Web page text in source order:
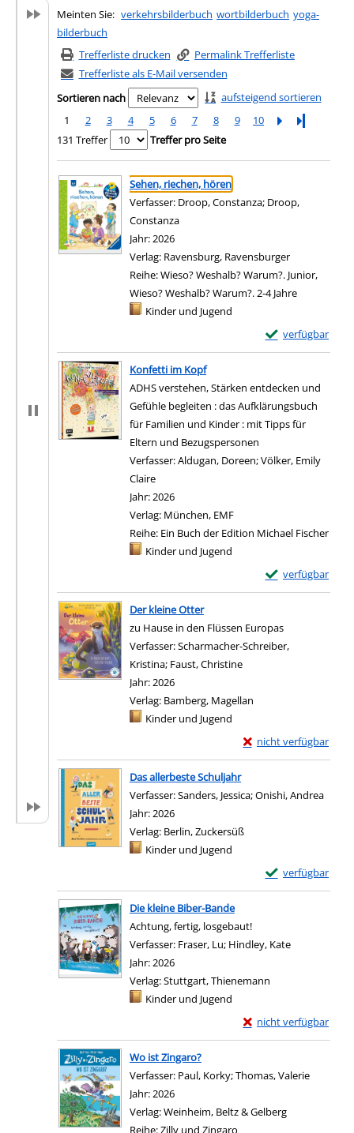
Meinten Sie: verkehrsbilderbuch wortbilderbuch yoga-
bilderbuch
Trefferliste drucken
Permalink Trefferliste
Trefferliste als E-Mail versenden
Sortieren nach
aufsteigend sortieren
1
2 3 4 5 6 7 8 9 10
Letzte Seite
131 Treffer
Treffer pro Seite
Suchergebnis
Zu den Suchfiltern springen
Sehen, riechen, hören
Verfasser: Droop, Constanza; Droop,
Constanza
Jahr:2026
Verlag: Ravensburg, Ravensburger
Reihe:Wieso? Weshalb? Warum?. Junior,
Wieso? Weshalb? Warum?. 2-4 Jahre
Mediengruppe:
Kinder und Jugend
verfügbar
Exemplar-Details
Konfetti im Kopf
ADHS verstehen, Stärken entdecken und
Gefühle begleiten : das Aufklärungsbuch
für Familien und Kinder : mit Tipps für
Eltern und Bezugspersonen
Verfasser:Aldugan, Doreen;Völker, Emily
Claire
Jahr:2026
Verlag: München, EMF
Reihe: Ein Buch der Edition Michael Fischer
Mediengruppe:
Kinder und Jugend
verfügbar
Exemplar-
Der kleine Otter
zu Hause in den Flüssen Europas
Verfasser:Scharmacher-Schreiber,
Kristina; Faust, Christine
Jahr:2026
Verlag: Bamberg, Magellan
Mediengruppe:
Kinder und Jugend
nicht verfügbar
Exemplar-Details von
Das allerbeste Schuljahr
Verfasser:Sanders, Jessica;Onishi, Andrea
Jahr:2026
Verlag: Berlin, Zuckersüß
Mediengruppe:
Kinder und Jugend
verfügbar
Exemplar-Details
Die kleine Biber-Bande
Achtung, fertig, losgebaut!
Verfasser: Fraser, Lu; Hindley, Kate
Jahr:2026
Verlag:Stuttgart, Thienemann
Mediengruppe:
Kinder und Jugend
nicht verfügbar
Exemplar-Details von
Wo ist Zingaro?
Verfasser: Paul, Korky;Thomas, Valerie
Jahr:2026
Verlag:Weinheim, Beltz & Gelberg
Reihe:Zilly und Zingaro